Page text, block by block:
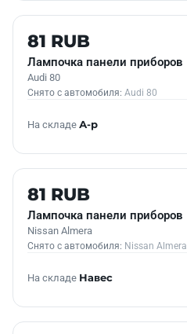
Б/У В НАЛИЧИИ
81 RUB
Лампочка панели приборов
Audi 80
Снято с автомобиля: Audi 80
На складе А-р
Б/У В НАЛИЧИИ
81 RUB
Лампочка панели приборов
Nissan Almera
Снято с автомобиля: Nissan Almera
На складе Навес